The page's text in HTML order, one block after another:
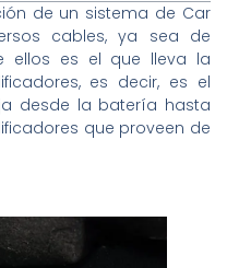
de un sistema de Car
cables, ya sea de
ellos es el que lleva la
es decir, es el
desde la batería hasta
que proveen de